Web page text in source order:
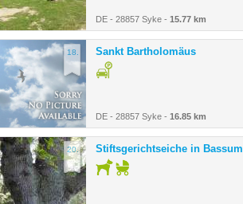
DE - 28857 Syke - 15.77 km
18. Sankt Bartholomäus
DE - 28857 Syke - 16.85 km
20. Stiftsgerichtseiche in Bassum